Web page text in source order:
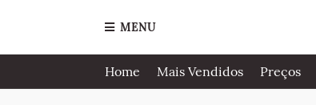
MENU
Home Mais Vendidos Preços